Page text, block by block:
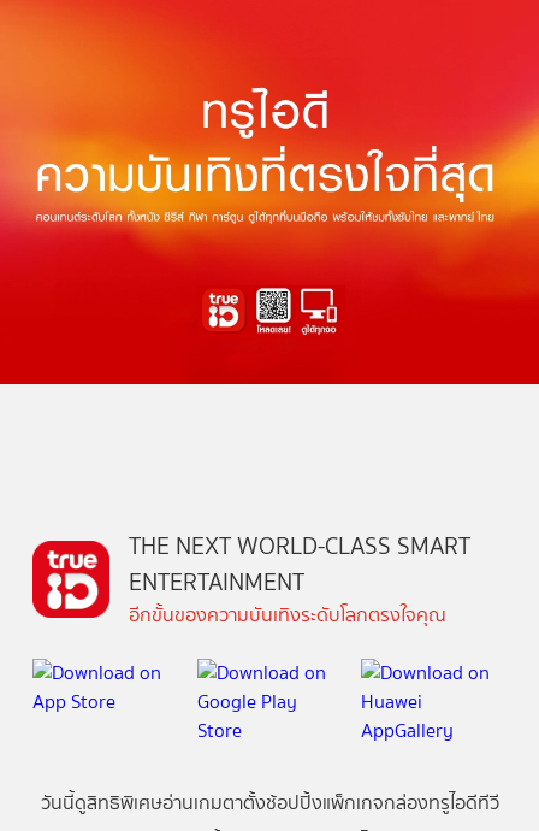
THE NEXT WORLD-CLASS SMART
ENTERTAINMENT
อีกขั้นของความบันเทิงระดับโลกตรงใจคุณ
วันนี้ดูสิทธิพิเศษอ่านเกมตาตั้งช้อปปิ้งแพ็กเกจกล่องทรูไอดีทีวี